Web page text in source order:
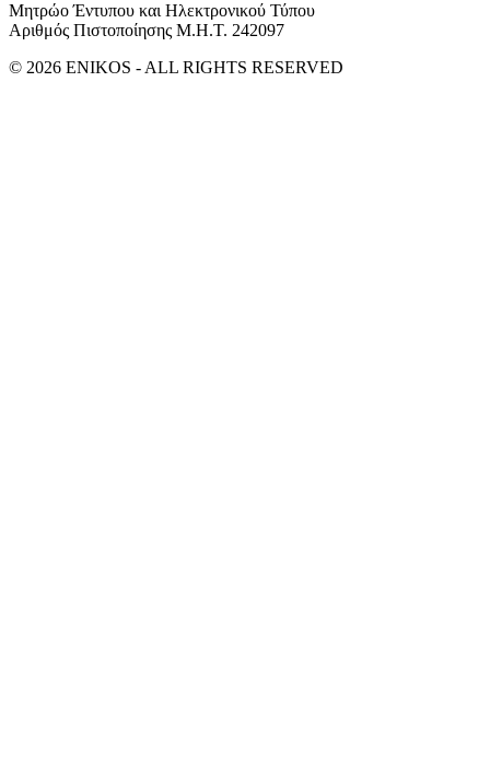
Μητρώο Έντυπου και Ηλεκτρονικού Τύπου
Αριθμός Πιστοποίησης Μ.Η.Τ. 242097
© 2026 ENIKOS - ALL RIGHTS RESERVED